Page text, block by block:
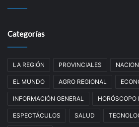
Categorías
LA REGIÓN PROVINCIALES
EL MUNDO AGRO REGIONAL
INFORMACIÓN GENERAL HORÓSCOPO
ESPECTÁCULOS SALUD